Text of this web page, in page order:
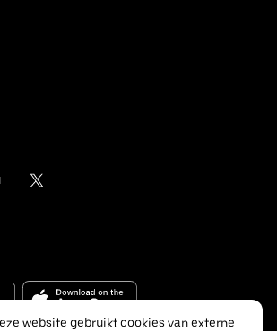
website gebruikt cookies van externe